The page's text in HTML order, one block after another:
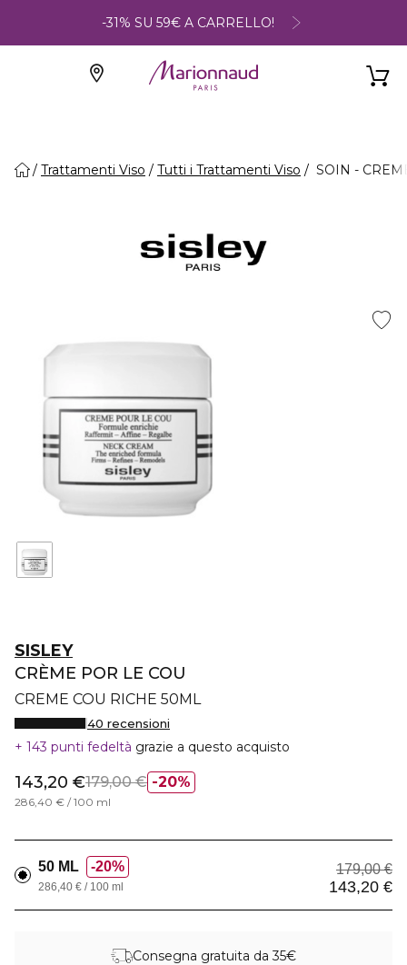
-31% SU 59€ A CARRELLO!
Trattamenti Viso Tutti i Trattamenti Viso SOIN -
SISLEY
CRÈME POR LE COU
CREME COU RICHE 50ML
40 recensioni
143 punti fedeltà grazie a questo acquisto
20%
143,20 €179,00 €
286,40 € / 100 ml
50 ML 20% 179,00 €
143,20 €
286,40 € / 100 ml
Consegna gratuita da 35€